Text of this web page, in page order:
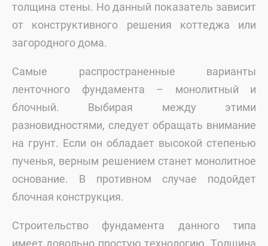
толщина стены. Но данный показатель зависит
от конструктивного решения коттеджа или
загородного дома.
Самые распространенные варианты
ленточного фундамента – монолитный и
блочный. Выбирая между этими
разновидностями, следует обращать внимание
на грунт. Если он обладает высокой степенью
пученья, верным решением станет монолитное
основание. В противном случае подойдет
блочная конструкция.
Строительство фундамента данного типа
имеет довольно простую технологию. Толщина